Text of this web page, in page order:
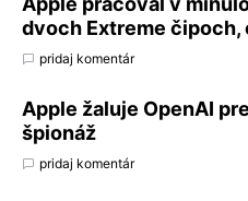
dvoch Extreme čipoch,
pridaj komentár
Apple žaluje OpenAI
špionáž
pridaj komentár